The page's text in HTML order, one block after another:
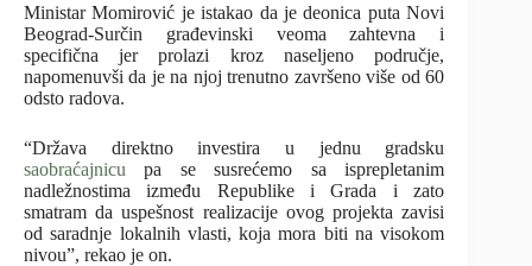
Ministar Momirović je istakao da je deonica puta Novi
Beograd-Surčin građevinski veoma zahtevna i
specifična jer prolazi kroz naseljeno područje,
napomenuvši da je na njoj trenutno završeno više od 60
odsto radova.
“Država direktno investira u jednu gradsku
saobraćajnicu pa se susrećemo sa isprepletanim
nadležnostima između Republike i Grada i zato
smatram da uspešnost realizacije ovog projekta zavisi
od saradnje lokalnih vlasti, koja mora biti na visokom
nivou”, rekao je on.